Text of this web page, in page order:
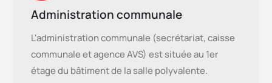
Administration communale
L'administration communale (secrétariat, caisse
communale et agence AVS) est située au 1er
étage du bâtiment de la salle polyvalente.